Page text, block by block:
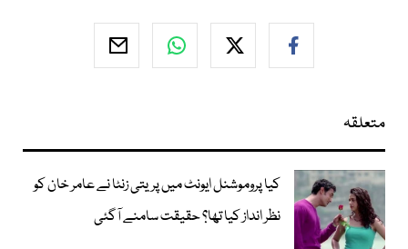
متعلقہ
کیا پروموشنل ایونٹ میں پریتی زنٹا نے عامر خان کو
نظر انداز کیا تھا؟ حقیقت سامنے آگئی